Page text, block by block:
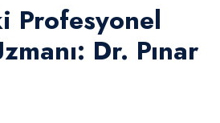
Profesyonel
Dr. Pınar